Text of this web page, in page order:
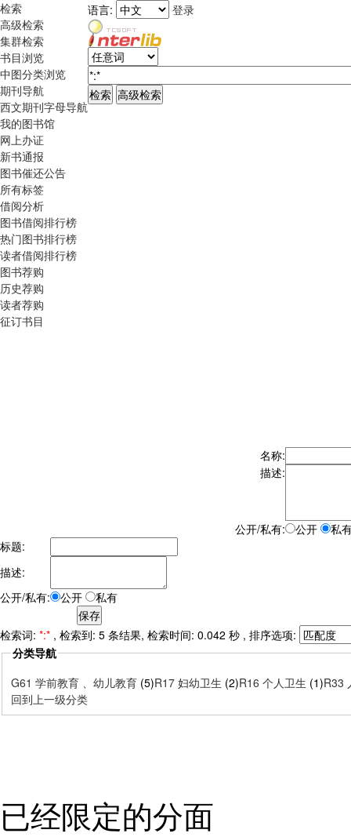
检索
高级检索
集群检索
书目浏览
中图分类浏览
期刊导航
西文期刊字母导航
我的图书馆
网上办证
新书通报
图书催还公告
所有标签
借阅分析
图书借阅排行榜
热门图书排行榜
读者借阅排行榜
图书荐购
历史荐购
读者荐购
征订书目
语言: 登录
名称:
描述:
公开/私有: 公开
私
标题:
描述:
公开/私有:
公开 私有
检索词: *:* , 检索到: 5 条结果, 检索时间: 0.042 秒 , 排序选项:
分类导航
G61 学前教育 、幼儿教育 (5)R17 妇幼卫生 (2)R16 个人卫生 (1)R33
回到上一级分类
已经限定的分面